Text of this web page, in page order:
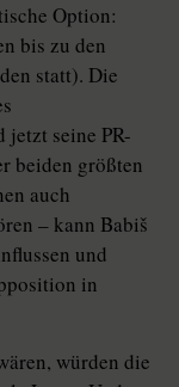
Option:
bis zu den
statt). Die
jetzt seine PR-
beiden größten
auch
– kann Babiš
und
in
würden die